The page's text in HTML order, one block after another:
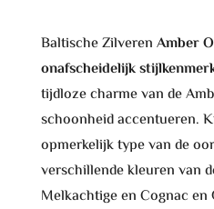
Baltische Zilveren Amber
onafscheidelijk
tijdloze charme van de
schoonheid accentueren.
opmerkelijk type van de
verschillende kleuren van
Melkachtige en Cognac